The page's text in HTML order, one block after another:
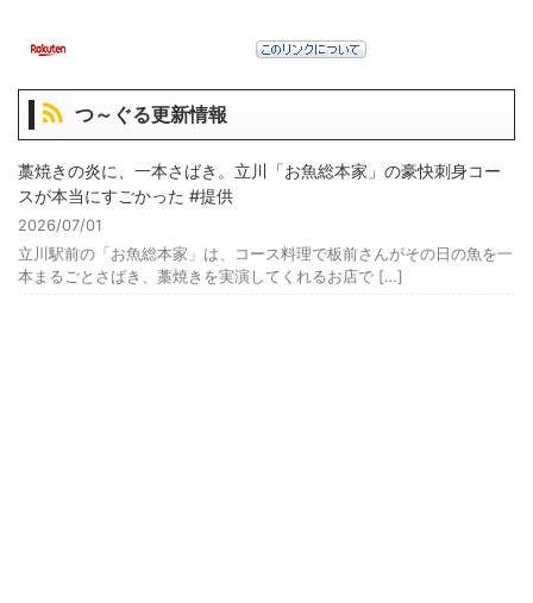
つ～ぐる更新情報
藁焼きの炎に、一本さばき。立川「お魚総本家」の豪快刺身コー
スが本当にすごかった #提供
2026/07/01
立川駅前の「お魚総本家」は、コース料理で板前さんがその日の魚を一
本まるごとさばき、藁焼きを実演してくれるお店で […]